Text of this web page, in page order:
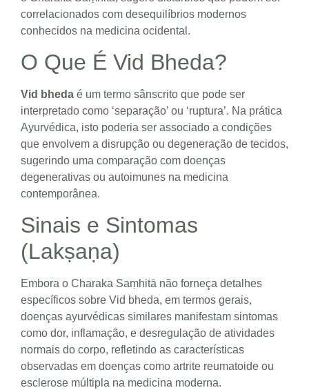
correlacionados com desequilíbrios modernos
conhecidos na medicina ocidental.
O Que É Vid Bheda?
Vid bheda é um termo sânscrito que pode ser
interpretado como ‘separação’ ou ‘ruptura’. Na prática
Ayurvédica, isto poderia ser associado a condições
que envolvem a disrupção ou degeneração de tecidos,
sugerindo uma comparação com doenças
degenerativas ou autoimunes na medicina
contemporânea.
Sinais e Sintomas
(Lakṣaṇa)
Embora o Charaka Saṃhitā não forneça detalhes
específicos sobre Vid bheda, em termos gerais,
doenças ayurvédicas similares manifestam sintomas
como dor, inflamação, e desregulação de atividades
normais do corpo, refletindo as características
observadas em doenças como artrite reumatoide ou
esclerose múltipla na medicina moderna.